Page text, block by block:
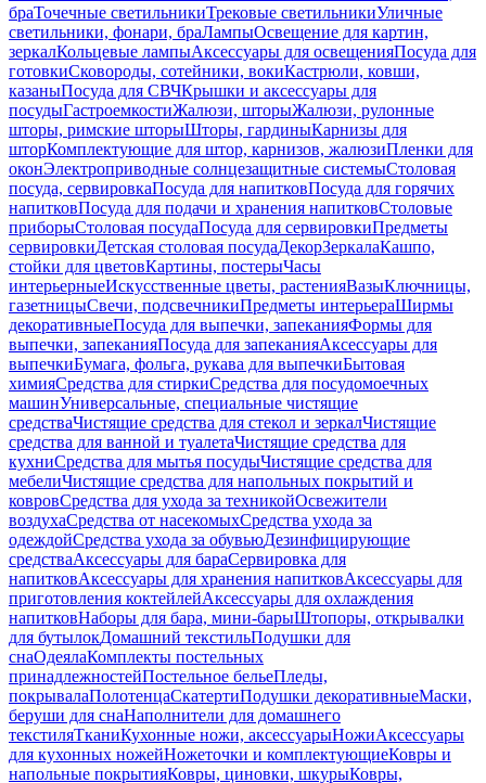
браТочечные светильникиТрековые светильникиУличные
светильники, фонари, браЛампыОсвещение для картин,
зеркалКольцевые лампыАксессуары для освещенияПосуда для
готовкиСковороды, сотейники, вокиКастрюли, ковши,
казаныПосуда для СВЧКрышки и аксессуары для
посудыГастроемкостиЖалюзи, шторыЖалюзи, рулонные
шторы, римские шторыШторы, гардиныКарнизы для
шторКомплектующие для штор, карнизов, жалюзиПленки для
оконЭлектроприводные солнцезащитные системыСтоловая
посуда, сервировкаПосуда для напитковПосуда для горячих
напитковПосуда для подачи и хранения напитковСтоловые
приборыСтоловая посудаПосуда для сервировкиПредметы
сервировкиДетская столовая посудаДекорЗеркалаКашпо,
стойки для цветовКартины, постерыЧасы
интерьерныеИскусственные цветы, растенияВазыКлючницы,
газетницыСвечи, подсвечникиПредметы интерьераШирмы
декоративныеПосуда для выпечки, запеканияФормы для
выпечки, запеканияПосуда для запеканияАксессуары для
выпечкиБумага, фольга, рукава для выпечкиБытовая
химияСредства для стиркиСредства для посудомоечных
машинУниверсальные, специальные чистящие
средстваЧистящие средства для стекол и зеркалЧистящие
средства для ванной и туалетаЧистящие средства для
кухниСредства для мытья посудыЧистящие средства для
мебелиЧистящие средства для напольных покрытий и
ковровСредства для ухода за техникойОсвежители
воздухаСредства от насекомыхСредства ухода за
одеждойСредства ухода за обувьюДезинфицирующие
средстваАксессуары для бараСервировка для
напитковАксессуары для хранения напитковАксессуары для
приготовления коктейлейАксессуары для охлаждения
напитковНаборы для бара, мини-барыШтопоры, открывалки
для бутылокДомашний текстильПодушки для
снаОдеялаКомплекты постельных
принадлежностейПостельное бельеПледы,
покрывалаПолотенцаСкатертиПодушки декоративныеМаски,
беруши для снаНаполнители для домашнего
текстиляТканиКухонные ножи, аксессуарыНожиАксессуары
для кухонных ножейНожеточки и комплектующиеКовры и
напольные покрытияКовры, циновки, шкурыКовры,